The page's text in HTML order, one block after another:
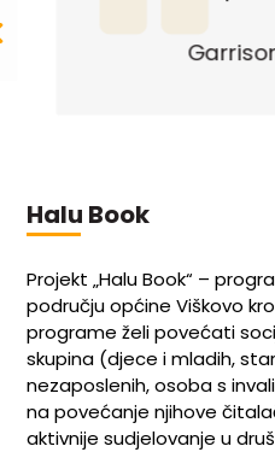
Halu Book
Projekt „Halu Book“ –
području općine Viškovo
programe želi povećati
skupina (djece i mladih,
nezaposlenih, osoba s
na povećanje njihove
aktivnije sudjelovanje u